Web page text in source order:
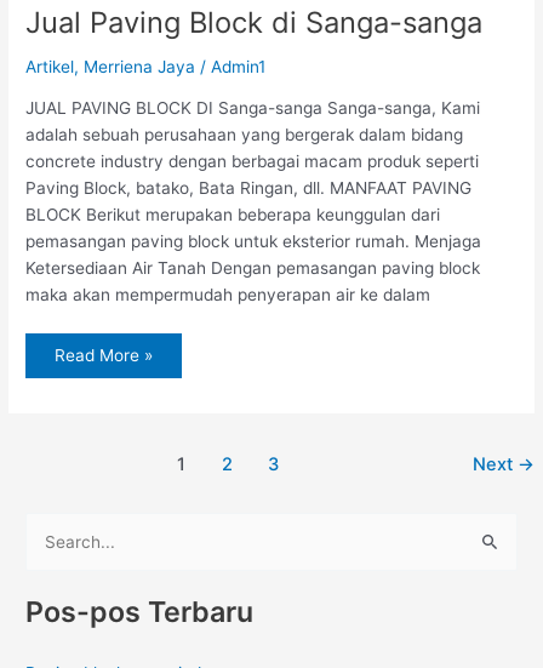
Jual Paving Block di Sanga-sanga
Artikel, Merriena Jaya /Admin1
JUAL PAVING BLOCK DI Sanga-sanga Sanga-sanga, Kami
adalah sebuah perusahaan yang bergerak dalam bidang
concrete industry dengan berbagai macam produk seperti
Paving Block, batako, Bata Ringan, dll. MANFAAT PAVING
BLOCK Berikut merupakan beberapa keunggulan dari
pemasangan paving block untuk eksterior rumah. Menjaga
Ketersediaan Air Tanah Dengan pemasangan paving block
maka akan mempermudah penyerapan air ke dalam
Read More »
1 2 3 Next →
r
Pos-pos Terbaru